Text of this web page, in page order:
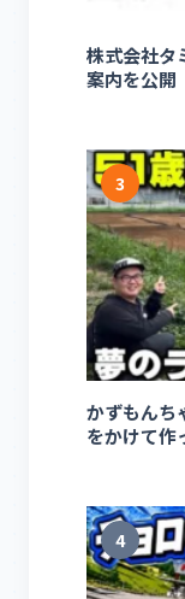
株式会社
案内を公開
3
かずもん
をかけて作
4